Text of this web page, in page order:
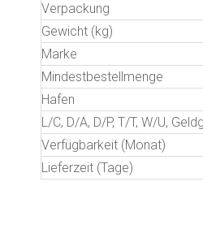
Verpackung
Gewicht (kg)
Marke
Mindestbestellmenge
Hafen
L/C, D/A, D/P, T/T, W/U,
Verfügbarkeit (Monat)
Lieferzeit (Tage)